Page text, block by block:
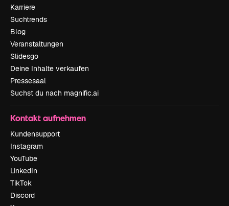
Karriere
Suchtrends
Blog
Veranstaltungen
Slidesgo
Deine Inhalte verkaufen
Pressesaal
Suchst du nach magnific.ai
Kontakt aufnehmen
Kundensupport
Instagram
YouTube
LinkedIn
TikTok
Discord